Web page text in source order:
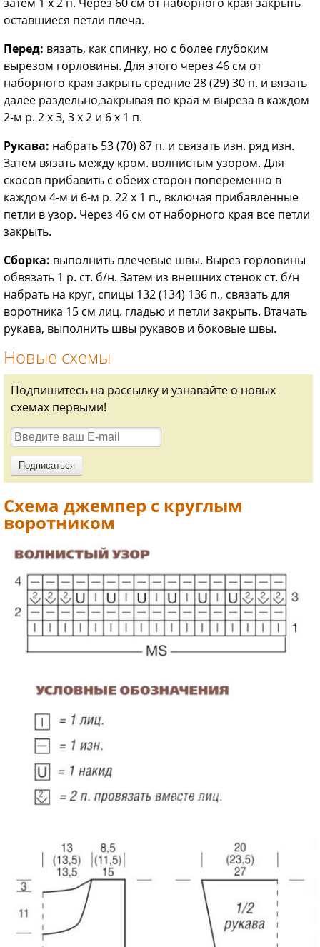
оставшиеся петли плеча.
Перед: вязать, как спинку, но с более глубоким
вырезом горловины. Для этого через 46 см от
наборного края закрыть средние 28 (29) 30 п. и вязать
далее раздельно,закрывая по края м выреза в каждом
2-м р. 2 х З, 3 х 2 и 6 х 1 п.
Рукава: набрать 53 (70) 87 п. и связать изн. ряд изн.
Затем вязать между кром. волнистым узором. Для
скосов прибавить с обеих сторон попеременно в
каждом 4-м и 6-м р. 22 х 1 п., включая прибавленные
петли в узор. Через 46 см от наборного края все петли
закрыть.
Сборка: выполнить плечевые швы. Вырез горловины
обвязать 1 р. ст. б/н. Затем из внешних стенок ст. б/н
набрать на круг, спицы 132 (134) 136 п., связать для
воротника 15 см лиц. гладью и петли закрыть. Втачать
рукава, выполнить швы рукавов и боковые швы.
Новые схемы
Подпишитесь на рассылку и узнавайте о новых
схемах первыми!
Схема джемпер с круглым
воротником